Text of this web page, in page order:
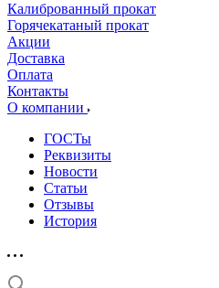
Калиброванный прокат
Горячекатаный прокат
Акции
Доставка
Оплата
Контакты
О компании
ГОСТы
Реквизиты
Новости
Статьи
Отзывы
История